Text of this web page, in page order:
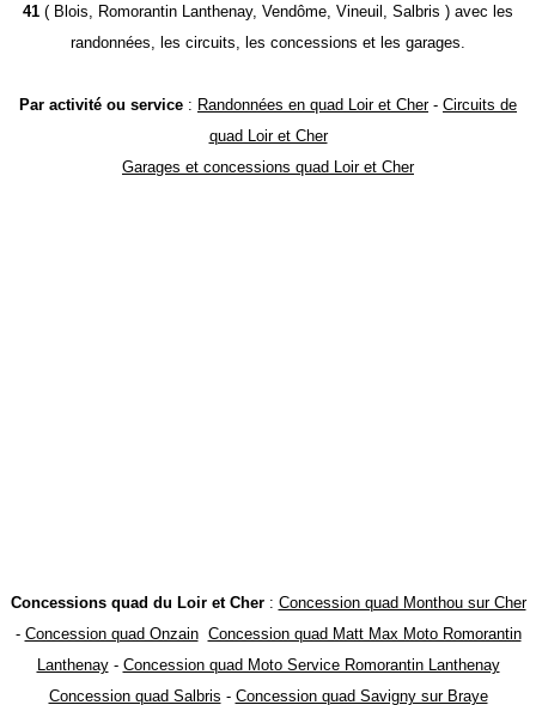
41 ( Blois, Romorantin Lanthenay, Vendôme, Vineuil, Salbris ) avec les
randonnées, les circuits, les concessions et les garages.
Par activité ou service : Randonnées en quad Loir et Cher- Circuits de
quad Loir et Cher
Garages et concessions quad Loir et Cher
Concessions quad du Loir et Cher: Concession quad Monthou sur Cher
- Concession quad Onzain Concession quad Matt Max Moto Romorantin
Lanthenay- Concession quad Moto Service Romorantin Lanthenay
Concession quad Salbris - Concession quad Savigny sur Braye